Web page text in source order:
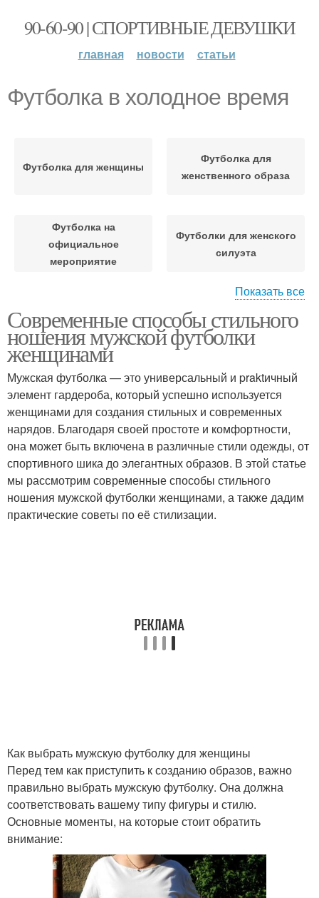
90-60-90 | СПОРТИВНЫЕ ДЕВУШКИ
главная новости статьи
Футболка в холодное время
Футболка для женщины
Футболка для
женственного образа
Футболка на
официальное
мероприятие
Футболки для женского
силуэта
Футболка для создания Мужские футболки
Футболка с юбкой Футболки с помощью
Футболка в
повседневном стиле
Футболка на свидание
Футболка для
вечернего наряда
Футболка в
официальной
обстановке
Футболка на прогулку
Футболка для
вечернего выхода
Показать все
Современные способы стильного
ношения мужской футболки
женщинами
Мужская футболка — это универсальный и praktичный
элемент гардероба, который успешно используется
женщинами для создания стильных и современных
нарядов. Благодаря своей простоте и комфортности,
она может быть включена в различные стили одежды, от
спортивного шика до элегантных образов. В этой статье
мы рассмотрим современные способы стильного
ношения мужской футболки женщинами, а также дадим
практические советы по её стилизации.
Как выбрать мужскую футболку для женщины
Перед тем как приступить к созданию образов, важно
правильно выбрать мужскую футболку. Она должна
соответствовать вашему типу фигуры и стилю.
Основные моменты, на которые стоит обратить
внимание: